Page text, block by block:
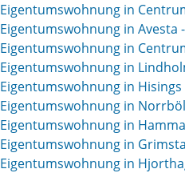
Eigentumswohnung in
Eigentumswohnung in Avesta
Eigentumswohnung in
Eigentumswohnung in
Eigentumswohnung in
Eigentumswohnung in
Eigentumswohnung in
Eigentumswohnung in
Eigentumswohnung in